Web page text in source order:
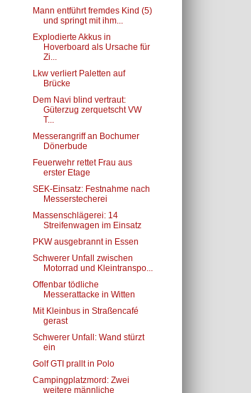
Mann entführt fremdes Kind (5)
und springt mit ihm...
Explodierte Akkus in
Hoverboard als Ursache für
Zi...
Lkw verliert Paletten auf
Brücke
Dem Navi blind vertraut:
Güterzug zerquetscht VW
T...
Messerangriff an Bochumer
Dönerbude
Feuerwehr rettet Frau aus
erster Etage
SEK-Einsatz: Festnahme nach
Messerstecherei
Massenschlägerei: 14
Streifenwagen im Einsatz
PKW ausgebrannt in Essen
Schwerer Unfall zwischen
Motorrad und Kleintranspo...
Offenbar tödliche
Messerattacke in Witten
Mit Kleinbus in Straßencafé
gerast
Schwerer Unfall: Wand stürzt
ein
Golf GTI prallt in Polo
Campingplatzmord: Zwei
weitere männliche